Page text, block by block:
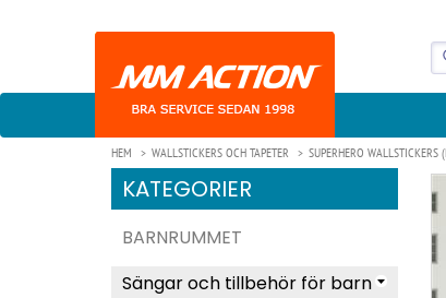
HEM WALLSTICKERS OCH TAPETER SUPERHERO
KATEGORIER
BARNRUMMET
Sängar och tillbehör för barn